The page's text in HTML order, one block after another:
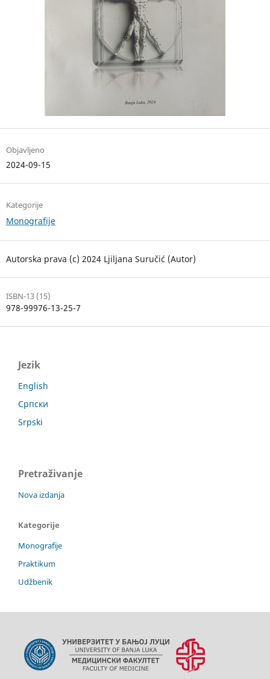
Objavljeno
2024-09-15
Kategorije
Monografije
Autorska prava (c) 2024 Ljiljana Suručić (Autor)
ISBN-13 (15)
978-99976-13-25-7
Jezik
English
Српски
Srpski
Pretraživanje
Nova izdanja
Kategorije
Monografije
Praktikum
Udžbenik